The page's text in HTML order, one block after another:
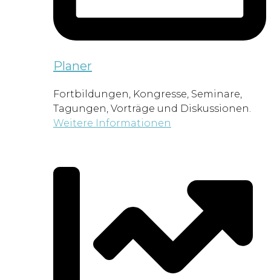
Planer
Fortbildungen, Kongresse, Seminare,
Tagungen, Vorträge und Diskussionen.
Weitere Informationen